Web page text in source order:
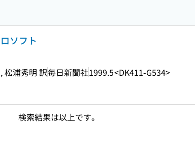
ソフト
松浦秀明 訳毎日新聞社1999.5<DK411-G534>
検索結果は以上です。